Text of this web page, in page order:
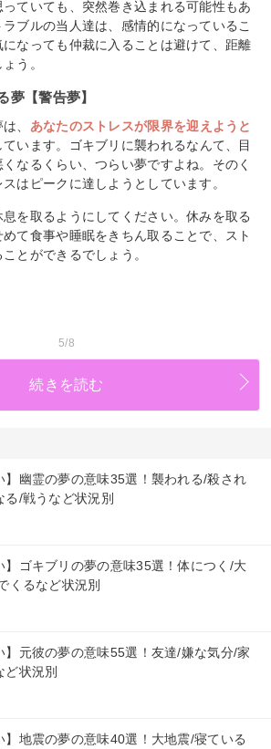
ていても、突然巻き込まれる可能性もあ
ブルの当人達は、感情的になっているこ
なっても仲裁に入ることは避けて、距離
う。
夢【警告夢】
、 あなたのストレスが限界を迎えようと
ています。ゴキブリに襲われるなんて、目
なるくらい、つらい夢ですよね。そのく
はピークに達しようとしています。
を取るようにしてください。休みを取る
て食事や睡眠をきちん取ることで、スト
とができるでしょう。
5/8
続きを読む
】幽霊の夢の意味35選！襲われる/殺され
る/戦うなど状況別
】ゴキブリの夢の意味35選！体につく/大
くるなど状況別
】元彼の夢の意味55選！友達/嫌な気分/家
ど状況別
】地震の夢の意味40選！大地震/寝ている